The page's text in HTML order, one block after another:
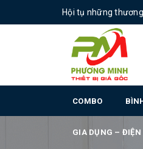
Hội tụ những
COMBO
GIA DỤNG – ĐIỆN